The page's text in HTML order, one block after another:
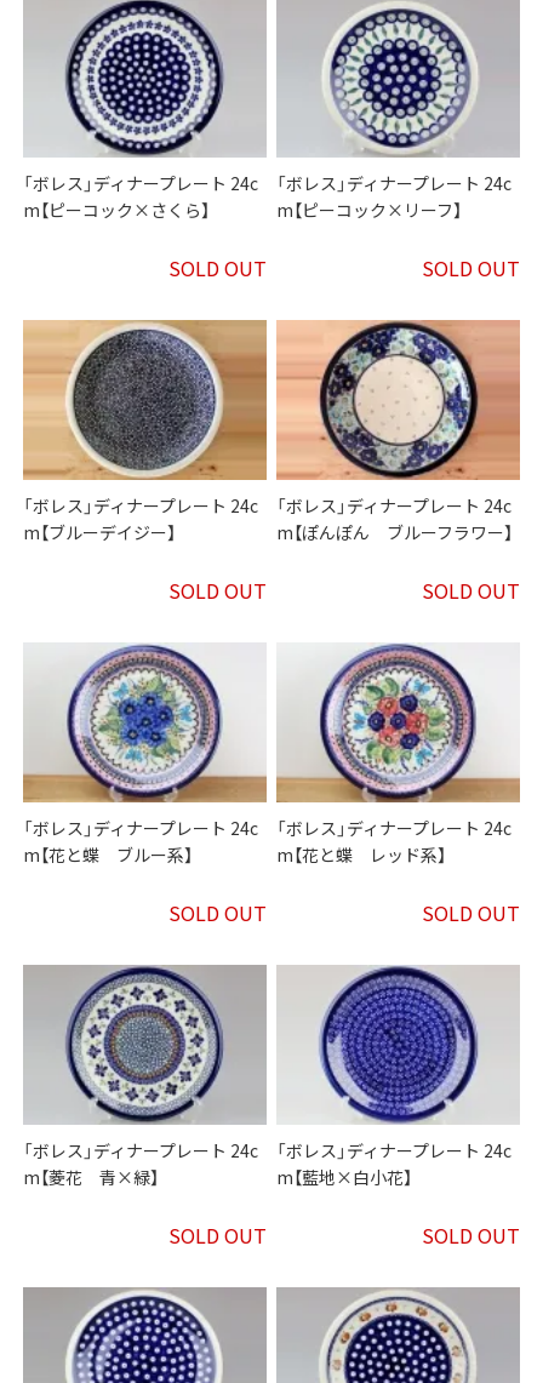
「ボレス」ディナープレート 24c
m【ピーコック×さくら】
SOLD OUT
「ボレス」ディナープレート 24c
m【ピーコック×リーフ】
SOLD OUT
「ボレス」ディナープレート 24c
m【ブルーデイジー】
SOLD OUT
「ボレス」ディナープレート 24c
m【ぽんぽん ブルーフラワー】
SOLD OUT
「ボレス」ディナープレート 24c
m【花と蝶 ブルー系】
SOLD OUT
「ボレス」ディナープレート 24c
m【花と蝶 レッド系】
SOLD OUT
「ボレス」ディナープレート 24c
m【菱花 青×緑】
SOLD OUT
「ボレス」ディナープレート 24c
m【藍地×白小花】
SOLD OUT